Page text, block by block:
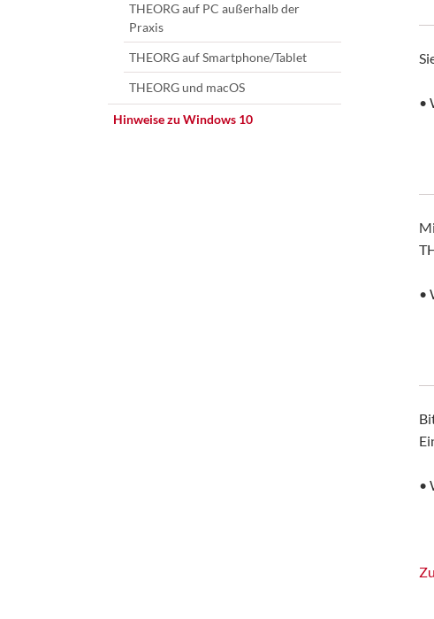
•
•
•
THEORG auf PC außerhalb der
Praxis
THEORG auf Smartphone/Tablet
THEORG und macOS
Hinweise zu Windows 10